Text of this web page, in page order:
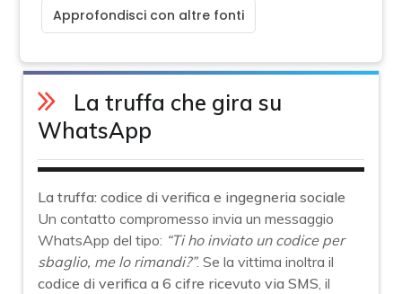
Approfondisci con altre fonti
La truffa che gira su
WhatsApp
La truffa: codice di verifica e ingegneria sociale
Un contatto compromesso invia un messaggio
WhatsApp del tipo: “Ti ho inviato un codice per
sbaglio, me lo rimandi?”. Se la vittima inoltra il
codice di verifica a 6 cifre ricevuto via SMS , il